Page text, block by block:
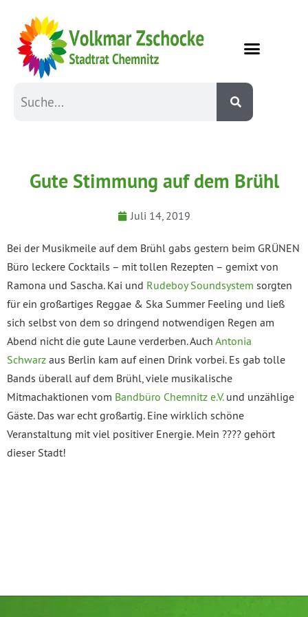
Gute Stimmung auf dem Brühl
Juli 14, 2019
Bei der Musikmeile auf dem Brühl gabs gestern beim GRÜNEN
Büro leckere Cocktails – mit tollen Rezepten – gemixt von
Ramona und Sascha. Kai und Rudeboy Soundsystem sorgten
für ein großartiges Reggae & Ska Summer Feeling und ließ
sich selbst von dem so dringend notwendigen Regen am
Abend nicht die gute Laune verderben. Auch Antonia
Schwarz aus Berlin kam auf einen Drink vorbei. Es gab tolle
Bands überall auf dem Brühl, viele musikalische
Mitmachaktionen vom Bandbüro Chemnitz e.V.und unzählige
Gäste. Das war echt großartig. Eine wirklich schöne
Veranstaltung mit viel positiver Energie. Mein ???? gehört
dieser Stadt!